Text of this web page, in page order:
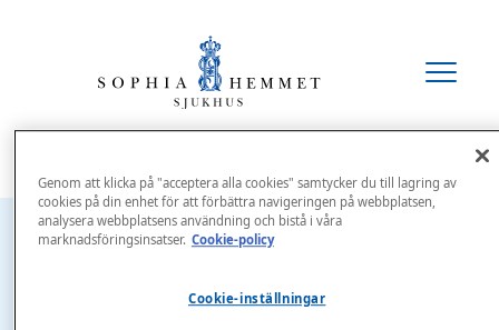
Genom att klicka på "acceptera alla cookies" samtycker du till lagring av
cookies på din enhet för att förbättra navigeringen på webbplatsen,
analysera webbplatsens användning och bistå i våra
marknadsföringsinsatser. Cookie-policy
Cookie-inställningar